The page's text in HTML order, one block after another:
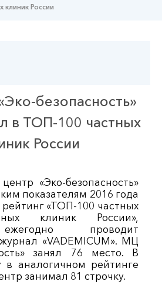
России
безопасность»
в ТОП-100 частных
России
«Эко-безопасность»
показателям 2016 года
«ТОП-100 частных
клиник России»,
проводит
«VADEMICUM». МЦ
занял 76 место. В
аналогичном рейтинге
занимал 81 строчку.